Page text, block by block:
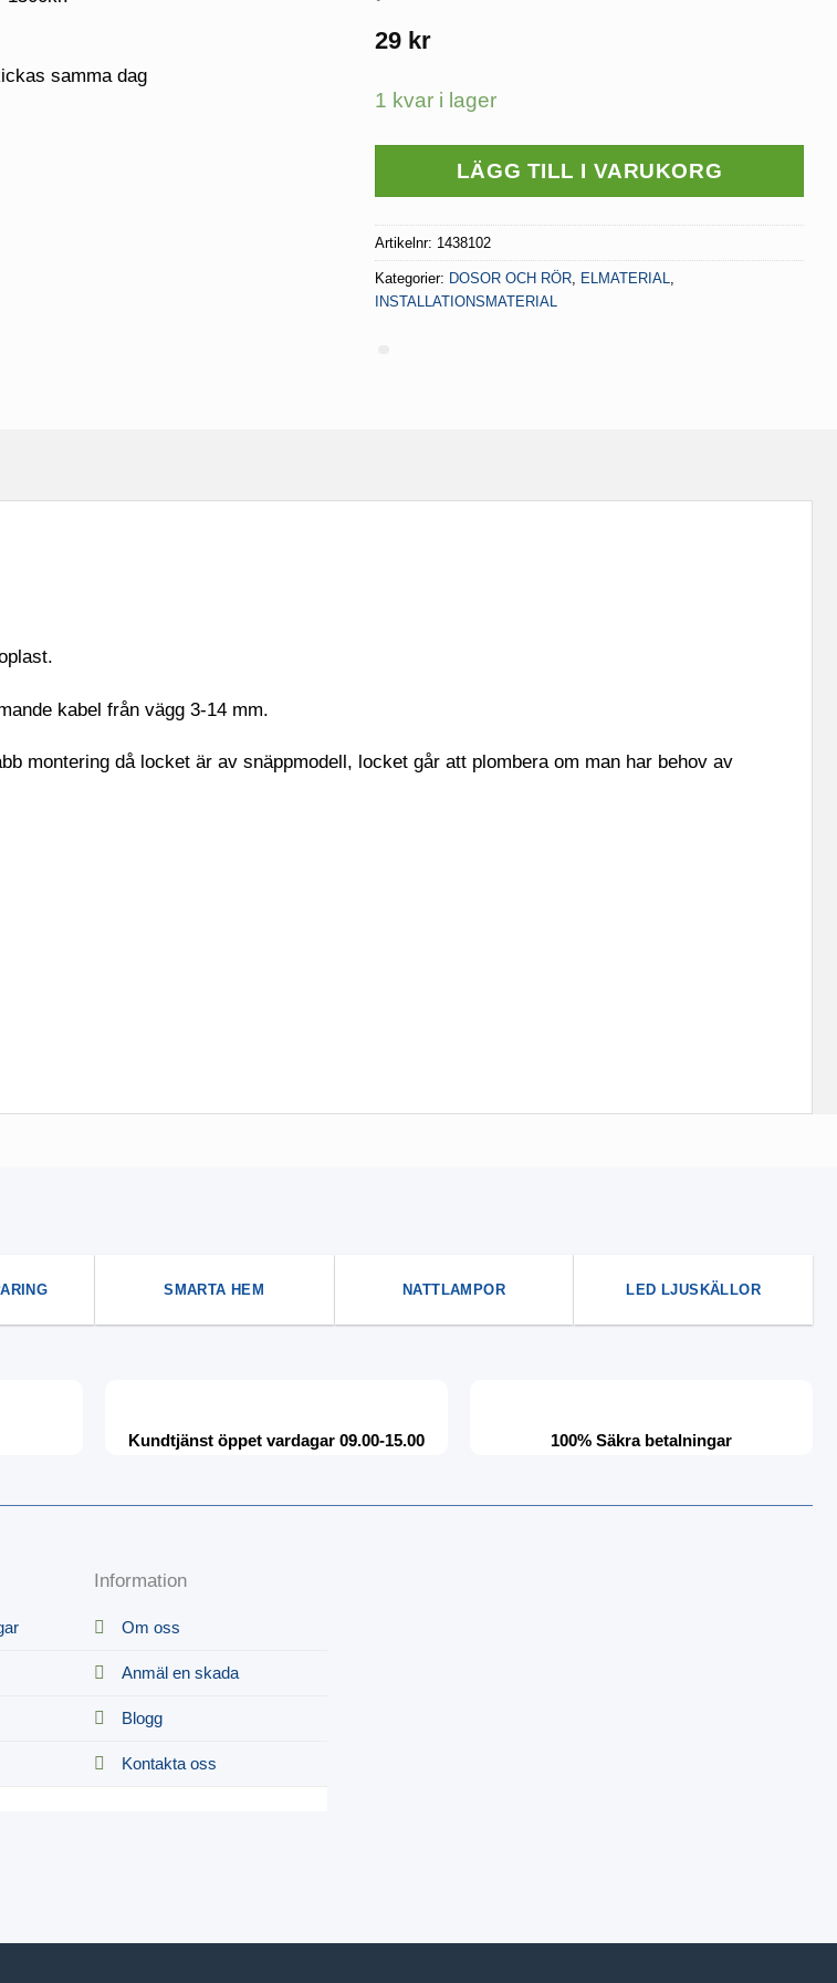
samma dag
29 kr
1 kvar i lager
LÄGG TILL I VARUKORG
Artikelnr: 1438102
Kategorier: DOSOR OCH RÖR, ELMATERIAL,
INSTALLATIONSMATERIAL
kabel från vägg 3-14 mm.
montering då locket är av snäppmodell, locket går att plombera om man har behov av
SMARTA HEM NATTLAMPOR LED LJUSKÄLLOR
Kundtjänst öppet vardagar 09.00-15.00 100% Säkra betalningar
Information
Om oss
Anmäl en skada
Blogg
Kontakta oss